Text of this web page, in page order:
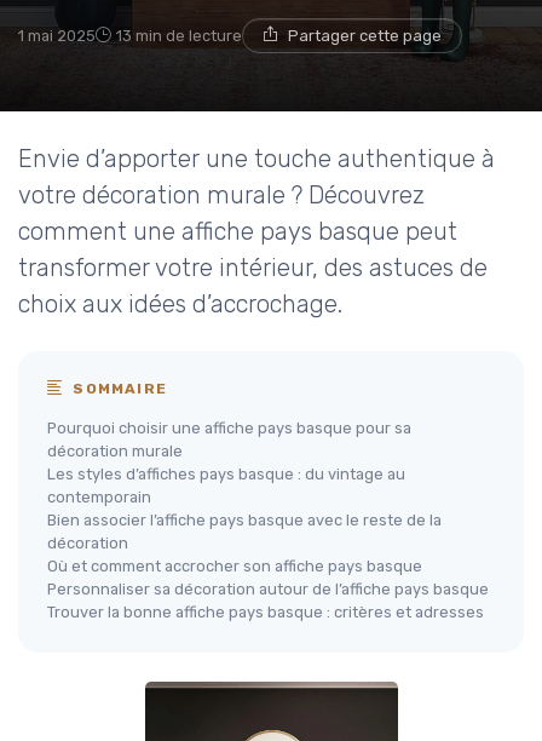
1 mai 2025 13 min de lecture Partager cette page
Envie d’apporter une touche authentique à
votre décoration murale ? Découvrez
comment une affiche pays basque peut
transformer votre intérieur, des astuces de
choix aux idées d’accrochage.
SOMMAIRE
Pourquoi choisir une affiche pays basque pour sa
décoration murale
Les styles d’affiches pays basque : du vintage au
contemporain
Bien associer l’affiche pays basque avec le reste de la
décoration
Où et comment accrocher son affiche pays basque
Personnaliser sa décoration autour de l’affiche pays basque
Trouver la bonne affiche pays basque : critères et adresses